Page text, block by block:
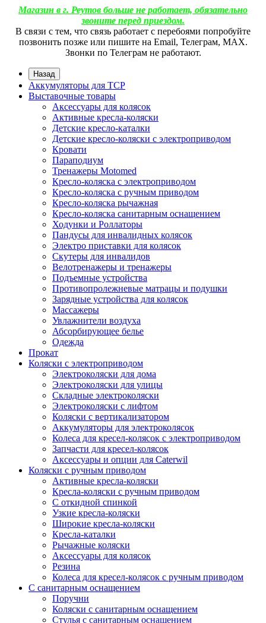
Магазин в г. Реутов больше не работает, обязательно
звоните перед приездом.
В связи с тем, что связь работает с перебоями попробуйте
позвонить позже или пишите на Email, Телеграм, МАХ.
Звонки по Телеграм не работают.
Назад
Аккумуляторы для ТСР
Выставочные товары
Аксессуары для колясок
Активные кресла-коляски
Детские кресло-каталки
Детские кресло-коляски с электроприводом
Кровати
Параподиум
Тренажеры Motomed
Кресло-коляска с электроприводом
Кресло-коляска с ручным приводом
Кресло-коляска рычажная
Кресло-коляска санитарным оснащением
Ходунки и Роллаторы
Пандусы для инвалидных колясок
Электро приставки для колясок
Скутеры для инвалидов
Велотренажеры и тренажеры
Подъемные устройства
Противопролежневые матрацы и подушки
Зарядные устройства для колясок
Массажеры
Увлажнители воздуха
Абсорбирующее белье
Одежда
Прокат
Коляски с электроприводом
Электроколяски для дома
Электроколяски для улицы
Складные электроколяски
Электроколяски с лифтом
Коляски с вертикализатором
Аккумуляторы для электроколясок
Колеса для кресел-колясок с электроприводом
Запчасти для кресел-колясок
Аксессуары и опции для Caterwil
Коляски с ручным приводом
Активные кресла-коляски
Кресла-коляски с ручным приводом
С откидной спинкой
Узкие кресла-коляски
Широкие кресла-коляски
Кресла-каталки
Рычажные коляски
Аксессуары для колясок
Резина
Колеса для кресел-колясок с ручным приводом
С санитарным оснащением
Поручни
Коляски с санитарным оснащением
Стулья с санитарным оснащением